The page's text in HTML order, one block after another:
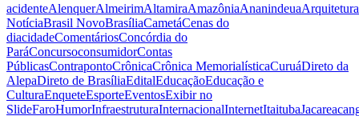
acidenteAlenquerAlmeirimAltamiraAmazôniaAnanindeuaArquitetura
NotíciaBrasil NovoBrasíliaCametáCenas do
diacidadeComentáriosConcórdia do
ParáConcursoconsumidorContas
PúblicasContrapontoCrônicaCrônica MemorialísticaCuruáDireto da
AlepaDireto de BrasíliaEditalEducaçãoEducação e
CulturaEnqueteEsporteEventosExibir no
SlideFaroHumorInfraestruturaInternacionalInternetItaituba